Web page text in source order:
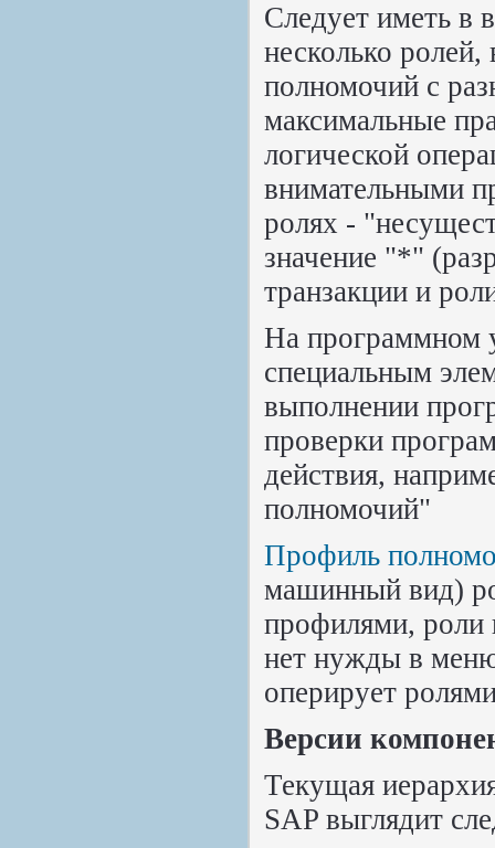
Следует иметь в
несколько
полномочий с
максимальные
логической
внимательными
ролях -
значение "*"
транзакции и
На программном
специальным
выполнении
проверки
действия,
полномочий"
Профиль
машинный вид)
профилями, роли
нет нужды в
оперирует
Версии
Текущая
SAP выглядит